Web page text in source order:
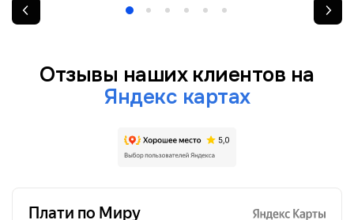
Отзывы наших клиентов на
Яндекс картах